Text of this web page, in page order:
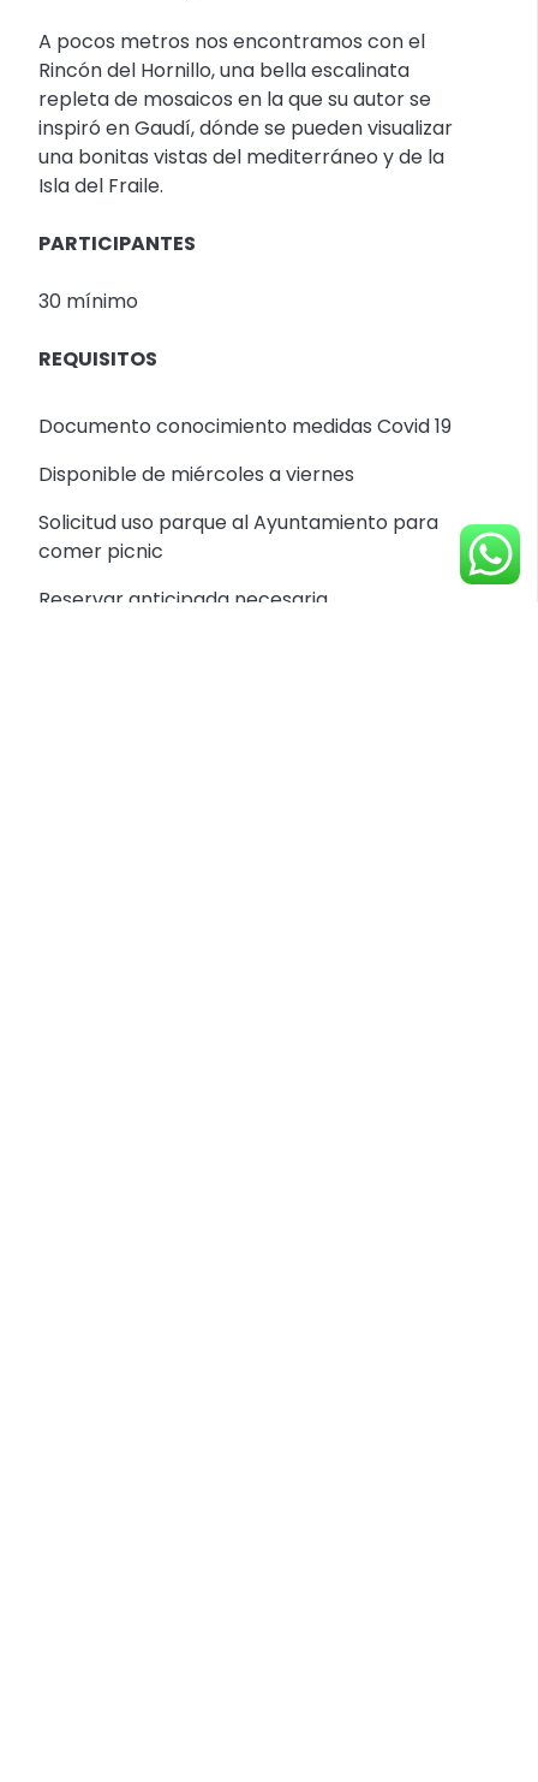
A pocos metros nos encontramos con el
Rincón del Hornillo, una bella escalinata
repleta de mosaicos en la que su autor se
inspiró en Gaudí, dónde se pueden visualizar
una bonitas vistas del mediterráneo y de la
Isla del Fraile.
PARTICIPANTES
30 mínimo
REQUISITOS
Documento conocimiento medidas Covid 19
Disponible de miércoles a viernes
Solicitud uso parque al Ayuntamiento para
comer picnic
Reservar anticipada necesaria.